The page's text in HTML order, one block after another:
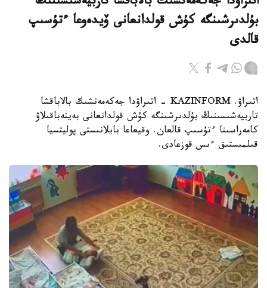
بۇلدىرشىنگە كۇش قولدانعانى ۆيدەوعا ءتۇسىپ
قالدى
اتىراۋ. KAZINFORM - اتىراۋدا جەكەمەنشىك بالاباقشا
تاربيەشىسىنىڭ بۇلدىرشىنگە كۇش قولدانعانى بەينەباقىلاۋ
كامەراسىنا ءتۇسىپ قالعان. وقيعاعا بايلانىستى پوليتسيا
قىلمىستىق ءىس قوزعادى.